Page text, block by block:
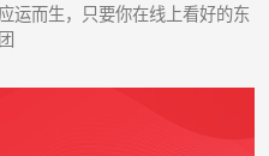
运而生，只要你在线上看好的东